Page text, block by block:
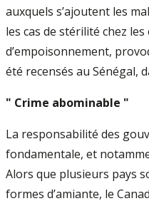
auxquels s’ajoutent les
les cas de stérilité chez les
d’empoisonnement,
été recensés au Sénégal,
" Crime abominable "
La responsabilité des
fondamentale, et
Alors que plusieurs pays
formes d’amiante, le